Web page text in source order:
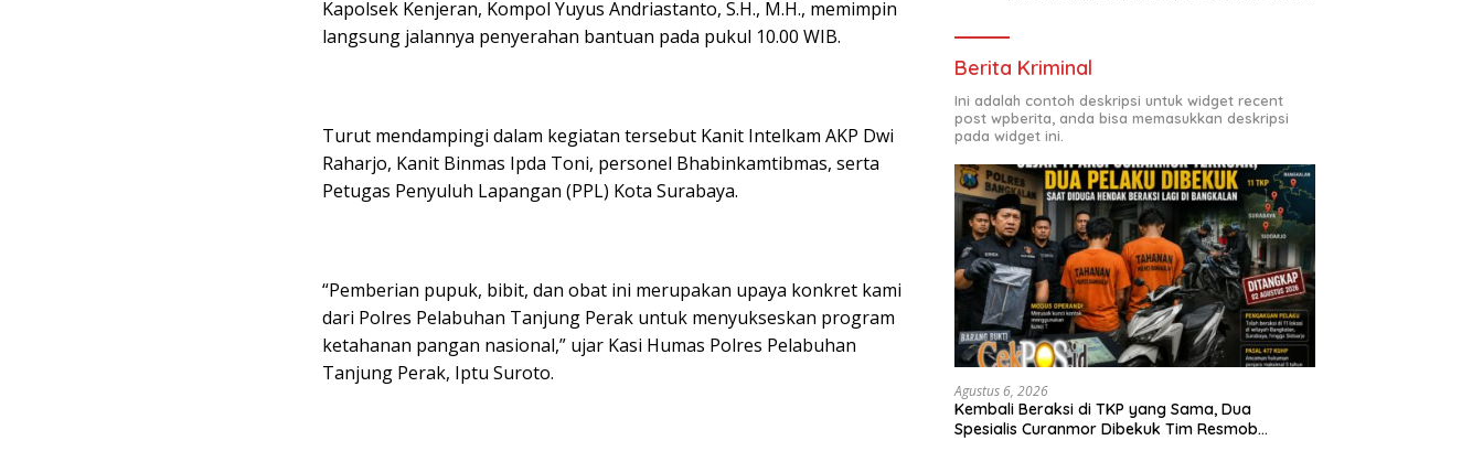
Kapolsek Kenjeran, Kompol Yuyus Andriastanto, S.H., M.H., memimpin
langsung jalannya penyerahan bantuan pada pukul 10.00 WIB.
Turut mendampingi dalam kegiatan tersebut Kanit Intelkam AKP Dwi
Raharjo, Kanit Binmas Ipda Toni, personel Bhabinkamtibmas, serta
Petugas Penyuluh Lapangan (PPL) Kota Surabaya.
“Pemberian pupuk, bibit, dan obat ini merupakan upaya konkret kami
dari Polres Pelabuhan Tanjung Perak untuk menyukseskan program
ketahanan pangan nasional,” ujar Kasi Humas Polres Pelabuhan
Tanjung Perak, Iptu Suroto.
Berita Kriminal
Ini adalah contoh deskripsi untuk widget recent
post wpberita, anda bisa memasukkan deskripsi
pada widget ini.
Agustus 6, 2026
Kembali Beraksi di TKP yang Sama, Dua
Spesialis Curanmor Dibekuk Tim Resmob